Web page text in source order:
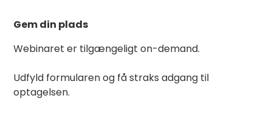
Gem din plads
Webinaret er tilgængeligt on-demand.
Udfyld formularen og få straks adgang til
optagelsen.